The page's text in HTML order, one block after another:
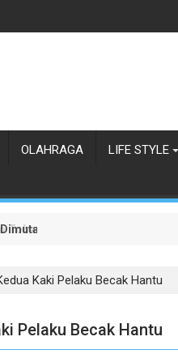
OLAHRAGA LIFE STYLE
Joujou 2026 Resmi Dimulai
Kaki Pelaku Becak Hantu
Pelaku Becak Hantu